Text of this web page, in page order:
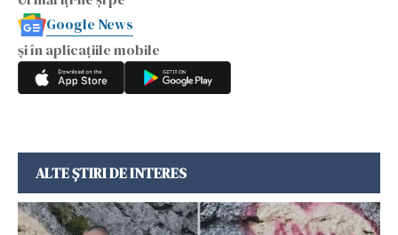
Google News
și în aplicațiile mobile
ALTE ȘTIRI DE INTERES